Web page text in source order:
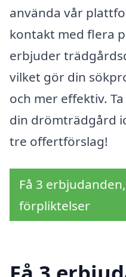
använda vår
kontakt med flera
erbjuder
vilket gör din
och mer effektiv.
din drömträdgård
tre offertförslag!
Få 3
förpliktelser